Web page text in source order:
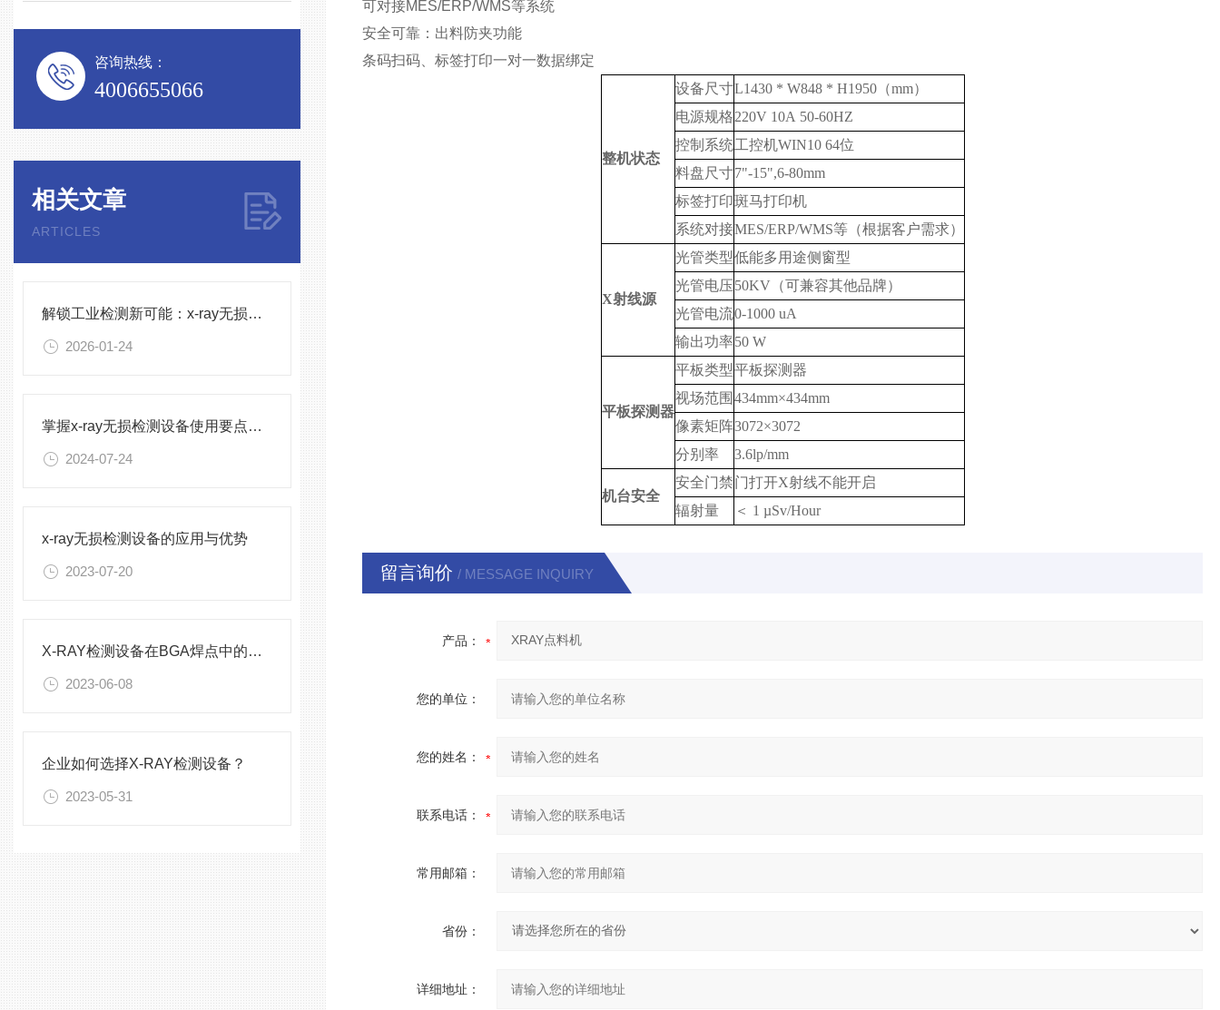
咨询热线：
4006655066
相关文章
ARTICLES
解锁工业检测新可能：x-ray无损检测设备的通用与精准之道
2026-01-24
掌握x-ray无损检测设备使用要点，确保检测精准与安全
2024-07-24
x-ray无损检测设备的应用与优势
2023-07-20
X-RAY检测设备在BGA焊点中的应用
2023-06-08
企业如何选择X-RAY检测设备？
2023-05-31
可对接MES/ERP/WMS等系统
安全可靠：出料防夹功能
条码扫码、标签打印一对一数据绑定
整机状态
设备尺寸L1430 * W848 * H1950（mm）
电源规格220V 10A 50-60HZ
控制系统工控机WIN10 64位
料盘尺寸7"-15",6-80mm
标签打印斑马打印机
系统对接MES/ERP/WMS等（根据客户需求）
X射线源
光管类型低能多用途侧窗型
光管电压50KV（可兼容其他品牌）
光管电流0-1000 uA
输出功率50 W
平板探测器
平板类型平板探测器
视场范围 434mm×434mm
像素矩阵3072×3072
分别率
3.6lp/mm
机台安全
安全门禁门打开X射线不能开启
辐射量
＜ 1 µSv/Hour
留言询价 / MESSAGE INQUIRY
产品：
您的单位：
您的姓名：
联系电话：
常用邮箱：
省份：
详细地址：